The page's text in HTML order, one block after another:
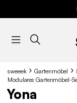
sweeek Gartenmöbel
Modulares Gartenmöbel-
Yona